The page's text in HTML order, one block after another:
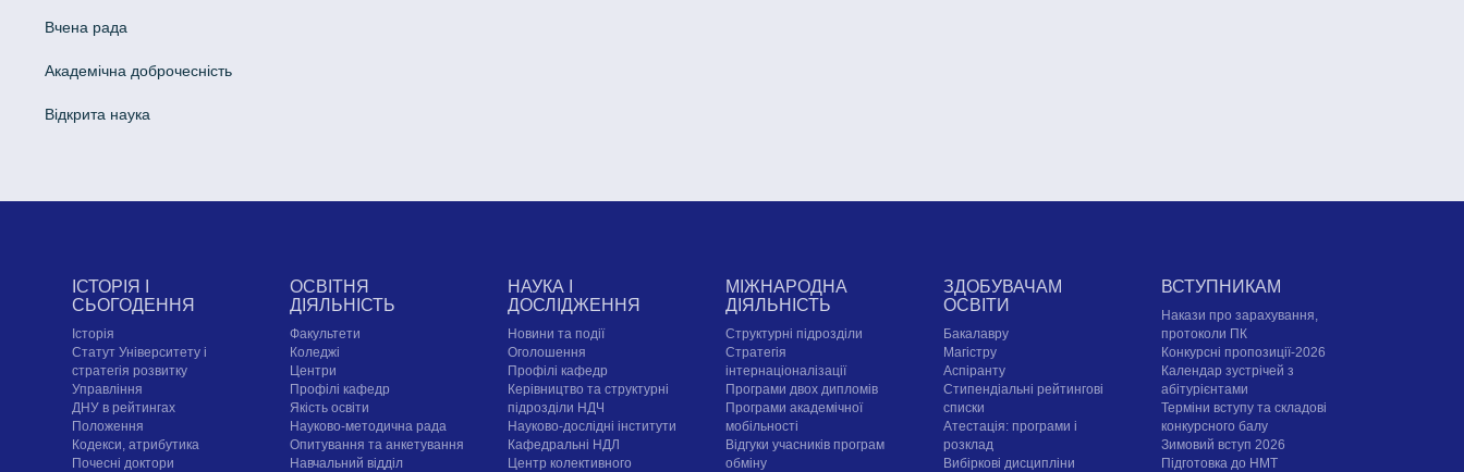
Вчена рада
Академічна доброчесність
Відкрита наука
ІСТОРІЯ І
СЬОГОДЕННЯ
Історія
Статут Університету і
стратегія розвитку
Управління
ДНУ в рейтингах
Положення
Кодекси, атрибутика
Почесні доктори
ОСВІТНЯ
ДІЯЛЬНІСТЬ
Факультети
Коледжі
Центри
Профілі кафедр
Якість освіти
Науково-методична рада
Опитування та анкетування
Навчальний відділ
НАУКА І
ДОСЛІДЖЕННЯ
Новини та події
Оголошення
Профілі кафедр
Керівництво та структурні
підрозділи НДЧ
Науково-дослідні інститути
Кафедральні НДЛ
Центр колективного
МІЖНАРОДНА
ДІЯЛЬНІСТЬ
Структурні підрозділи
Стратегія
інтернаціоналізації
Програми двох дипломів
Програми академічної
мобільності
Відгуки учасників програм
обміну
ЗДОБУВАЧАМ
ОСВІТИ
Бакалавру
Магістру
Аспіранту
Стипендіальні рейтингові
списки
Атестація: програми і
розклад
Вибіркові дисципліни
ВСТУПНИКАМ
Накази про зарахування,
протоколи ПК
Конкурсні пропозиції-2026
Календар зустрічей з
абітурієнтами
Терміни вступу та складові
конкурсного балу
Зимовий вступ 2026
Підготовка до НМТ